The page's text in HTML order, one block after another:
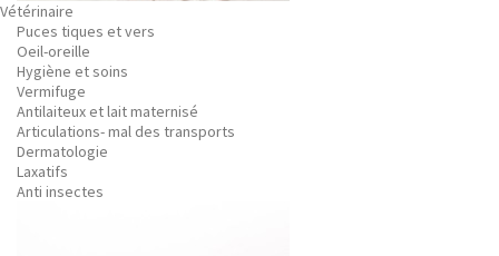
Vétérinaire
Puces tiques et vers
Oeil-oreille
Hygiène et soins
Vermifuge
Antilaiteux et lait maternisé
Articulations- mal des transports
Dermatologie
Laxatifs
Anti insectes